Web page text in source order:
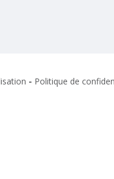
- Politique de